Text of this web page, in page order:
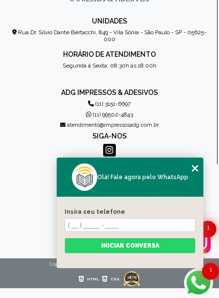
UNIDADES
Rua Dr. Sílvio Dante Bertacchi, 849 - Vila Sônia - São Paulo - SP - 05625-
000
HORÁRIO DE ATENDIMENTO
Segunda à Sexta: 08:30h às 18:00h
ADG IMPRESSOS & ADESIVOS
(11) 3151-6697
(11) 99502-4843
atendimento@impressosadg.com.br
SIGA-NOS
MENU
QUEM SOMOS
PRODUTOS
CONTATO
CATEGORIAS
MAPA DO SITE
Copyright © Impressos ADG. (Lei 9610 de 19/02/1998)
HTML CSS
1
1
Olá! Fale agora pelo WhatsApp
Insira seu telefone
INICIAR CONVERSA